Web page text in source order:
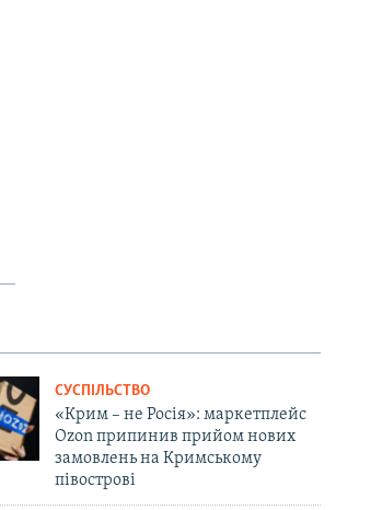
СУСПІЛЬСТВО
«Крим – не Росія»: маркетплейс
Ozon припинив прийом нових
замовлень на Кримському
півострові